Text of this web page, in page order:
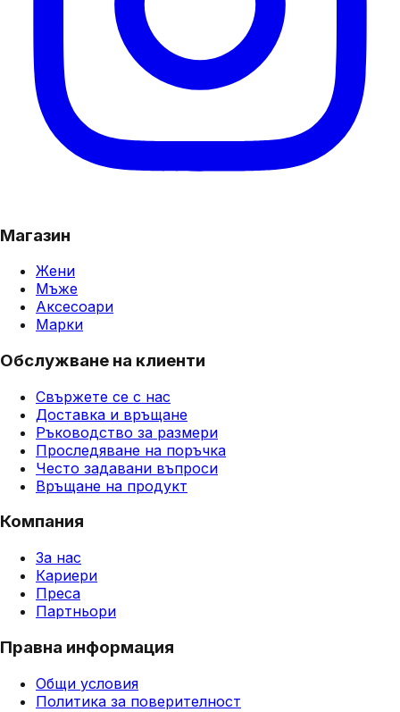
Магазин
Жени
Мъже
Аксесоари
Марки
Обслужване на клиенти
Свържете се с нас
Доставка и връщане
Ръководство за размери
Проследяване на поръчка
Често задавани въпроси
Връщане на продукт
Компания
За нас
Кариери
Преса
Партньори
Правна информация
Общи условия
Политика за поверителност